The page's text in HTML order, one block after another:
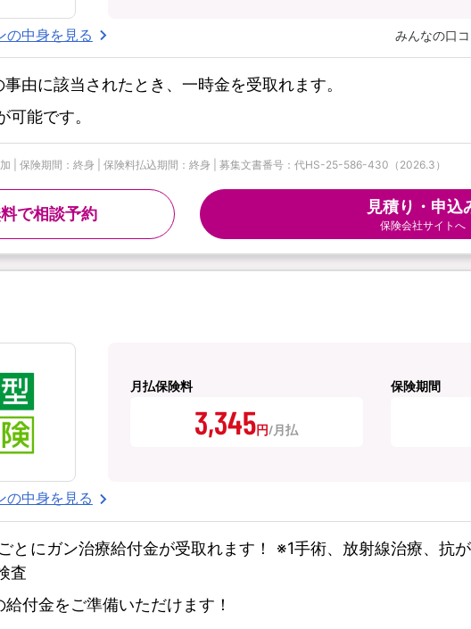
の中身を見る みんなの口コ
由に該当されたとき、一時金を受取れます。
能です。
| 保険期間：終身 | 保険料払込期間：終身 | 募集文書番号：代HS-25-586-430（2026.3）
で相談予約 見積り・申込
保険会社サイトへ
月払保険料
3,345円
保険期間
の中身を見る
とにガン治療給付金が受取れます！ ※1手術、放射線治療、抗
査
付金をご準備いただけます！